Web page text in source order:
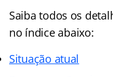
Saiba todos os
no índiceabaixo:
Situação atual